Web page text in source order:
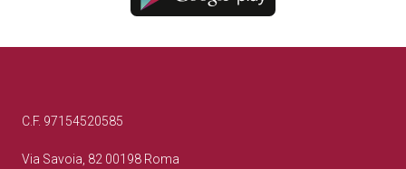
C.F. 97154520585
Via Savoia, 82 00198 Roma